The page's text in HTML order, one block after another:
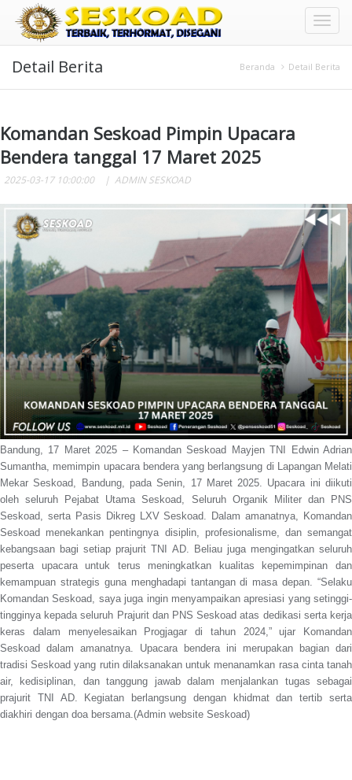
Toggle
Detail Berita Beranda Detail Berita
Komandan Seskoad Pimpin Upacara
Bendera tanggal 17 Maret 2025
2025-03-17 10:00:00 ADMIN SESKOAD
Bandung, 17 Maret 2025 – Komandan Seskoad Mayjen TNI Edwin Adrian
Sumantha, memimpin upacara bendera yang berlangsung di Lapangan Melati
Mekar Seskoad, Bandung, pada Senin, 17 Maret 2025. Upacara ini diikuti
oleh seluruh Pejabat Utama Seskoad, Seluruh Organik Militer dan PNS
Seskoad, serta Pasis Dikreg LXV Seskoad. Dalam amanatnya, Komandan
Seskoad menekankan pentingnya disiplin, profesionalisme, dan semangat
kebangsaan bagi setiap prajurit TNI AD. Beliau juga mengingatkan seluruh
peserta upacara untuk terus meningkatkan kualitas kepemimpinan dan
kemampuan strategis guna menghadapi tantangan di masa depan. “Selaku
Komandan Seskoad, saya juga ingin menyampaikan apresiasi yang setinggi-
tingginya kepada seluruh Prajurit dan PNS Seskoad atas dedikasi serta kerja
keras dalam menyelesaikan Progjagar di tahun 2024,” ujar Komandan
Seskoad dalam amanatnya. Upacara bendera ini merupakan bagian dari
tradisi Seskoad yang rutin dilaksanakan untuk menanamkan rasa cinta tanah
air, kedisiplinan, dan tanggung jawab dalam menjalankan tugas sebagai
prajurit TNI AD. Kegiatan berlangsung dengan khidmat dan tertib serta
diakhiri dengan doa bersama.(Admin website Seskoad)